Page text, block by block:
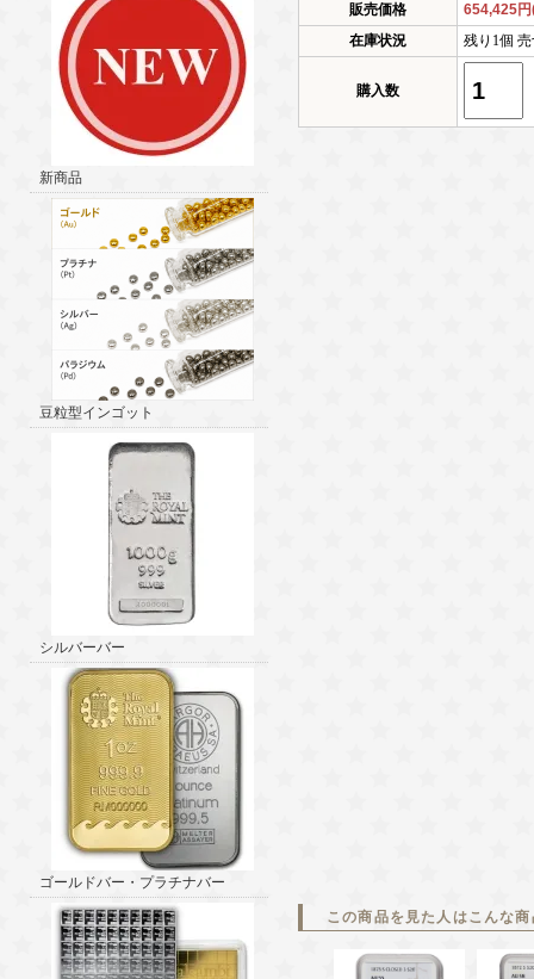
新商品
豆粒型インゴット
シルバーバー
ゴールドバー・プラチナバー
販売価格
654,425
在庫状況
残り1個
購入数
この商品を見た人はこんな